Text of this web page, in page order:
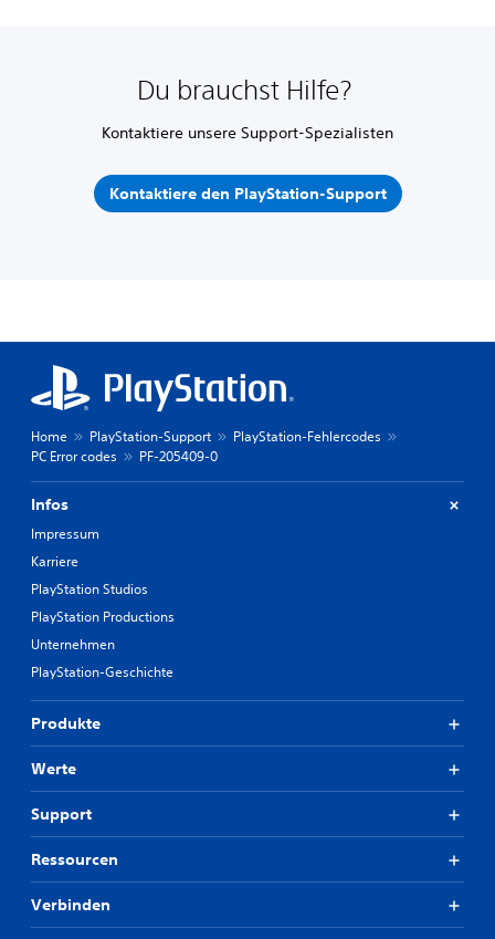
Du brauchst Hilfe?
Kontaktiere unsere Support-Spezialisten
Kontaktiere den PlayStation-Support
Home PlayStation-Support
PlayStation-Fehlercodes
PC Error codes
PF-205409-0
Infos
Impressum
Karriere
PlayStation Studios
PlayStation Productions
Unternehmen
PlayStation-Geschichte
Produkte
Werte
Support
Ressourcen
Verbinden